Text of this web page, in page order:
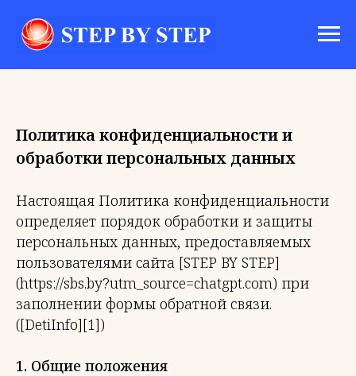
Политика конфиденциальности и
обработки персональных данных
Настоящая Политика конфиденциальности
определяет порядок обработки и защиты
персональных данных, предоставляемых
пользователями сайта [STEP BY STEP]
(https://sbs.by?utm_source=chatgpt.com) при
заполнении формы обратной связи.
([DetiInfo][1])
1. Общие положения